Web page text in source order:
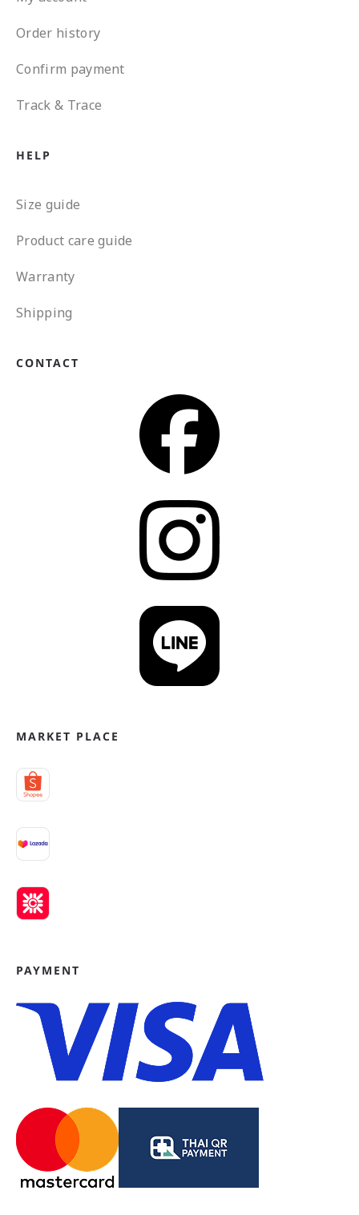
Order history
Confirm payment
Track & Trace
HELP
Size guide
Product care guide
Warranty
Shipping
CONTACT
MARKET PLACE
PAYMENT